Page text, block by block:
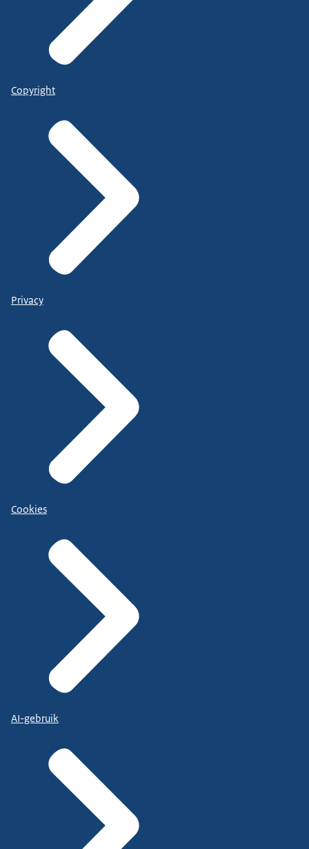
Copyright
Privacy
Cookies
AI-gebruik